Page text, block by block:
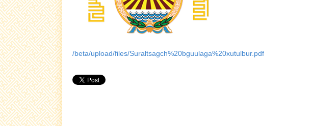
/beta/upload/files/Suraltsagch%20bguulaga%20xutulbur.pdf